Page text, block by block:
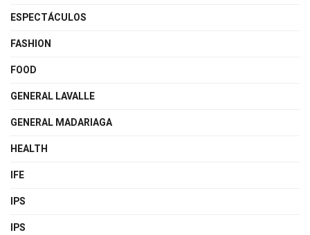
ESPECTÁCULOS
FASHION
FOOD
GENERAL LAVALLE
GENERAL MADARIAGA
HEALTH
IFE
IPS
IPS